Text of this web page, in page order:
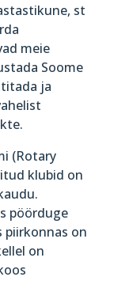
st
meie
Soome
ja
(Rotary
klubid on
pöörduge
piirkonnas on
on